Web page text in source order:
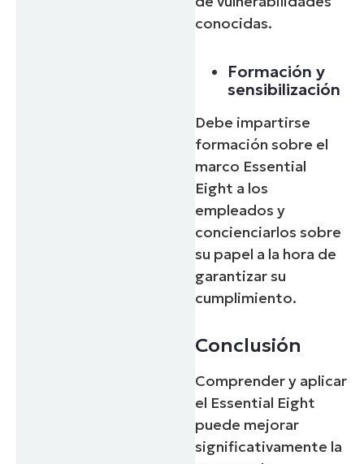
conocidas.
Formación y
sensibilización
Debe impartirse
formación sobre el
marco Essential
Eight a los
empleados y
concienciarlos sobre
su papel a la hora de
garantizar su
cumplimiento.
Conclusión
Comprender y aplicar
el Essential Eight
puede mejorar
significativamente la